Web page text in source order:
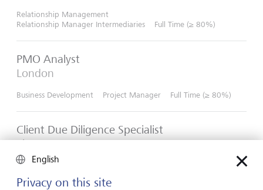
Relationship Management
Relationship Manager Intermediaries
Full Time (≥ 80%)
PMO Analyst
London
Business Development Project Manager Full Time (≥ 80%)
Client Due Diligence Specialist
Singapore
Compliance
English
Privacy on this site